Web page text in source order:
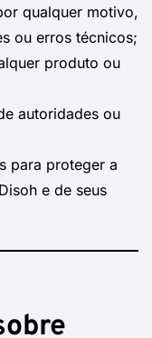
qualquer motivo,
ou erros técnicos;
produto ou
autoridades ou
para proteger a
e de seus